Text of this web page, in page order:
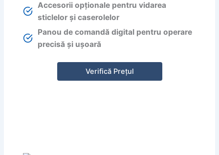
Accesorii opționale pentru vidarea
sticlelor și caserolelor
Panou de comandă digital pentru operare
precisă și ușoară
Verifică Prețul